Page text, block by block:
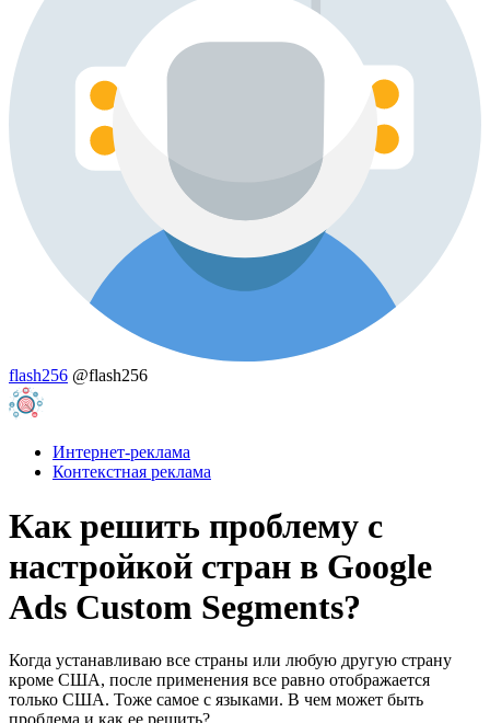
flash256 @flash256
Интернет-реклама
Контекстная реклама
Как решить проблему с
настройкой стран в Google
Ads Custom Segments?
Когда устанавливаю все страны или любую другую страну
кроме США, после применения все равно отображается
только США. Тоже самое с языками. В чем может быть